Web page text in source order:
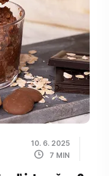
10. 6. 2025
7 MIN